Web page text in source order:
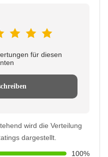
für diesen
wird die Verteilung
dargestellt.
100%